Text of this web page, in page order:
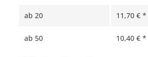
ab20 11,70 € *
ab 50 10,40 € *